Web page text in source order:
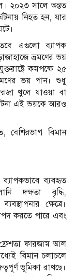
২০২৩ সালে অন্তত
নিহত হন, যার
তবে এগুলো ব্যাপক
ভ্রমণের ভয়
কমপক্ষে ২৫
ভয় পান। শুধু
খুলে যাওয়া বা
এই ভয়কে আরও
বেশিরভাগ বিমান
ব্যাপকভাবে ব্যবহৃত
দক্ষতা বৃদ্ধি,
ক্ষেত্রে।
করতে পারে এবং
ফারজাম আল
বিমান চলাচলে
ভূমিকা রাখছে।